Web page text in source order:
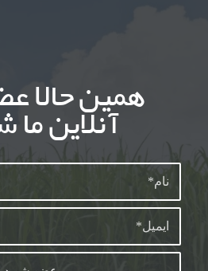
همین حالا
آنلاین